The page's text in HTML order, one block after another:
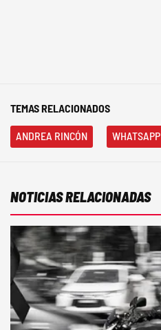
TEMAS RELACIONADOS
ANDREA RINCÓN WHATSAPP
NOTICIAS RELACIONADAS